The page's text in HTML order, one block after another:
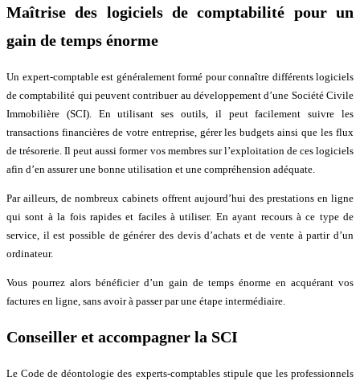
Maîtrise des logiciels de comptabilité pour un
gain de temps énorme
Un expert-comptable est généralement formé pour connaître différents logiciels
de comptabilité qui peuvent contribuer au développement d’une Société Civile
Immobilière (SCI). En utilisant ses outils, il peut facilement suivre les
transactions financières de votre entreprise, gérer les budgets ainsi que les flux
de trésorerie. Il peut aussi former vos membres sur l’exploitation de ces logiciels
afin d’en assurer une bonne utilisation et une compréhension adéquate.
Par ailleurs, de nombreux cabinets offrent aujourd’hui des prestations en ligne
qui sont à la fois rapides et faciles à utiliser. En ayant recours à ce type de
service, il est possible de générer des devis d’achats et de vente à partir d’un
ordinateur.
Vous pourrez alors bénéficier d’un gain de temps énorme en acquérant vos
factures en ligne, sans avoir à passer par une étape intermédiaire.
Conseiller et accompagner la SCI
Le Code de déontologie des experts-comptables stipule que les professionnels